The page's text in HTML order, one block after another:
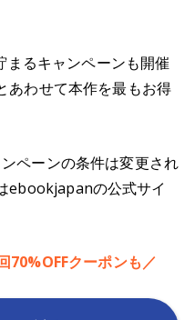
まるキャンペーンも開催
あわせて本作を最もお得
ペーンの条件は変更され
ebookjapanの公式サイ
70%OFFクーポンも／